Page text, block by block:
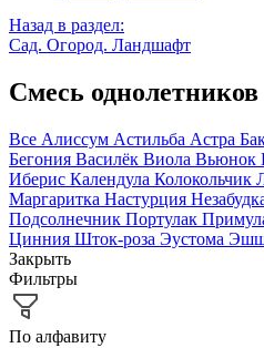
Назад в раздел:
Сад. Огород. Ландшафт
Смесь однолетников
Все Алиссум Астильба Астра
Бегония Василёк Виола Вьюнок
Иберис Календула Колокольчик
Маргаритка Настурция
Подсолнечник Портулак
Цинния Шток-роза Эустома
Закрыть
Фильтры
По алфавиту